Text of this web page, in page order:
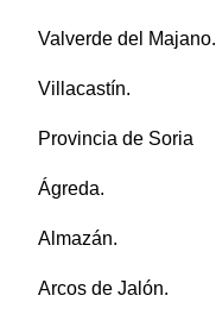
Valverde del Majano.
Villacastín.
Provincia de Soria
Ágreda.
Almazán.
Arcos de Jalón.